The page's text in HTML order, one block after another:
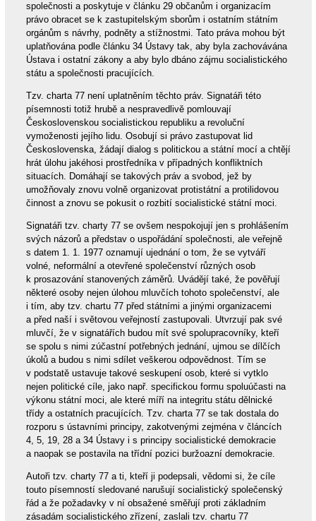
společnosti a poskytuje v článku 29 občanům i organizacím
právo obracet se k zastupitelským sborům i ostatním státním
orgánům s návrhy, podněty a stížnostmi. Tato práva mohou být
uplatňována podle článku 34 Ústavy tak, aby byla zachovávána
Ústava i ostatní zákony a aby bylo dbáno zájmu socialistického
státu a společnosti pracujících.
Tzv. charta 77 není uplatněním těchto práv. Signatáři této
písemnosti totiž hrubě a nespravedlivě pomlouvají
Československou socialistickou republiku a revoluční
vymoženosti jejího lidu. Osobují si právo zastupovat lid
Československa, žádají dialog s politickou a státní mocí a chtějí
hrát úlohu jakéhosi prostředníka v případných konfliktních
situacích. Domáhají se takových práv a svobod, jež by
umožňovaly znovu volně organizovat protistátní a protilidovou
činnost a znovu se pokusit o rozbití socialistické státní moci.
Signatáři tzv. charty 77 se ovšem nespokojují jen s prohlášením
svých názorů a představ o uspořádání společnosti, ale veřejně
s datem 1. 1. 1977 oznamují ujednání o tom, že se vytváří
volné, neformální a otevřené společenství různých osob
k prosazování stanovených záměrů. Uvádějí také, že pověřují
některé osoby nejen úlohou mluvčích tohoto společenství, ale
i tím, aby tzv. chartu 77 před státními a jinými organizacemi
a před naší i světovou veřejností zastupovali. Utvrzují pak své
mluvčí, že v signatářích budou mít své spolupracovníky, kteří
se spolu s nimi zúčastní potřebných jednání, ujmou se dílčích
úkolů a budou s nimi sdílet veškerou odpovědnost. Tím se
v podstatě ustavuje takové seskupení osob, které si vytklo
nejen politické cíle, jako např. specifickou formu spoluúčasti na
výkonu státní moci, ale které míří na integritu státu dělnické
třídy a ostatních pracujících. Tzv. charta 77 se tak dostala do
rozporu s ústavními principy, zakotvenými zejména v článcích
4, 5, 19, 28 a 34 Ústavy i s principy socialistické demokracie
a naopak se postavila na třídní pozici buržoazní demokracie.
Autoři tzv. charty 77 a ti, kteří ji podepsali, vědomi si, že cíle
touto písemností sledované narušují socialistický společenský
řád a že požadavky v ní obsažené směřují proti základním
zásadám socialistického zřízení, zaslali tzv. chartu 77